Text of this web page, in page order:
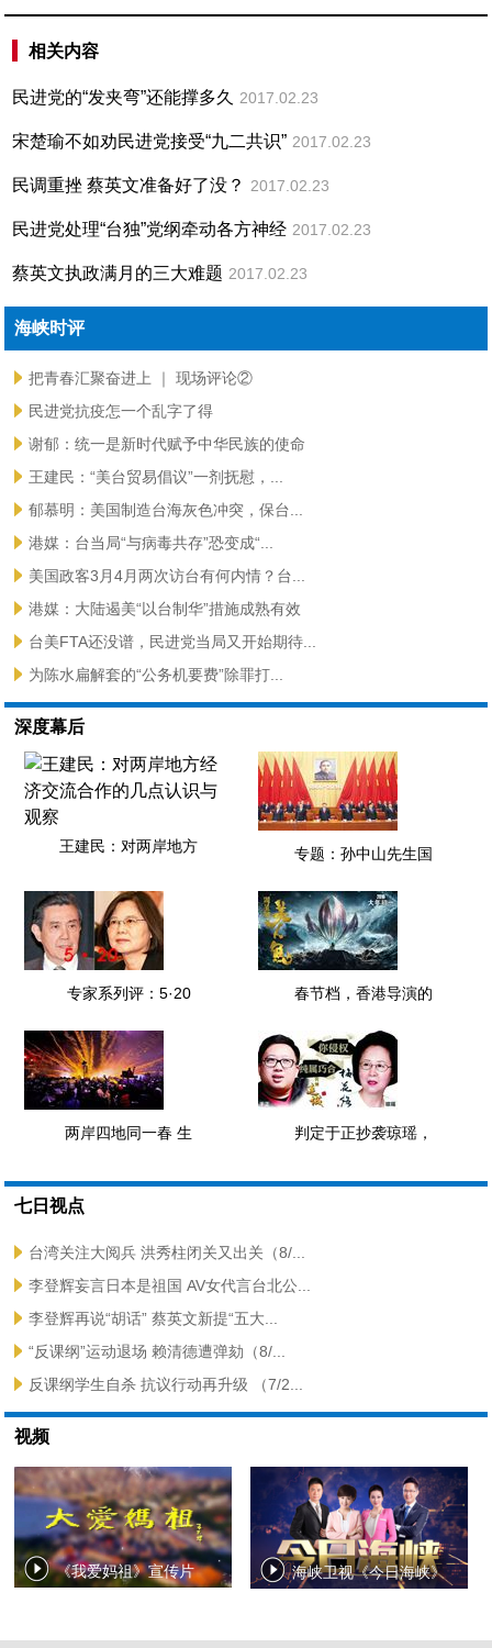
相关内容
民进党的“发夹弯”还能撑多久 2017.02.23
宋楚瑜不如劝民进党接受“九二共识” 2017.02.23
民调重挫 蔡英文准备好了没？ 2017.02.23
民进党处理“台独”党纲牵动各方神经 2017.02.23
蔡英文执政满月的三大难题 2017.02.23
海峡时评
把青春汇聚奋进上 ｜ 现场评论②
民进党抗疫怎一个乱字了得
谢郁：统一是新时代赋予中华民族的使命
王建民：“美台贸易倡议”一剂抚慰，...
郁慕明：美国制造台海灰色冲突，保台...
港媒：台当局“与病毒共存”恐变成“...
美国政客3月4月两次访台有何内情？台...
港媒：大陆遏美“以台制华”措施成熟有效
台美FTA还没谱，民进党当局又开始期待...
为陈水扁解套的“公务机要费”除罪打...
深度幕后
王建民：对两岸地方 专题：孙中山先生国
专家系列评：5·20 春节档，香港导演的
两岸四地同一春 生 判定于正抄袭琼瑶，
七日视点
台湾关注大阅兵 洪秀柱闭关又出关（8/...
李登辉妄言日本是祖国 AV女代言台北公...
李登辉再说“胡话” 蔡英文新提“五大...
“反课纲”运动退场 赖清德遭弹劾（8/...
反课纲学生自杀 抗议行动再升级 （7/2...
视频
《我爱妈祖》宣传片 海峡卫视《今日海峡》